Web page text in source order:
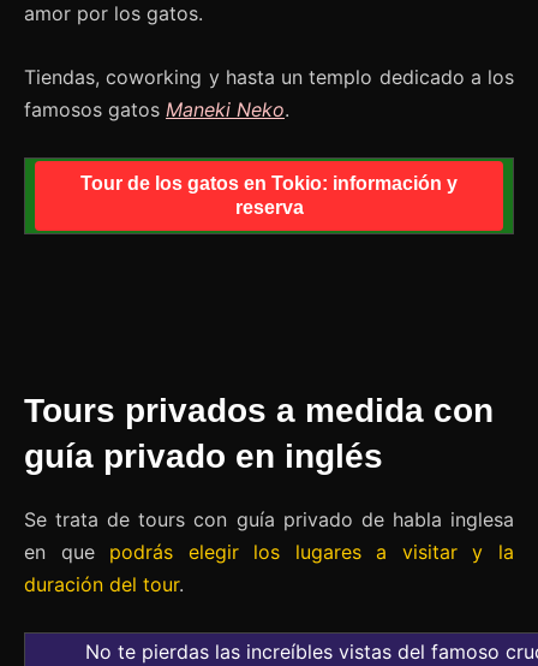
amor por los gatos.
Tiendas, coworking y hasta un templo dedicado a los
famosos gatos Maneki Neko.
Tour de los gatos en Tokio: información y
reserva
Tours privados a medida con
guía privado en inglés
Se trata de tours con guía privado de habla inglesa
en que podrás elegir los lugares a visitar y la
duración del tour.
No te pierdas las increíbles vistas del famoso